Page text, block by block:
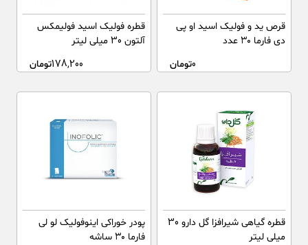
قرص ید و فولیک اسید او پی
دی فارما ۳۰ عدد
0تومان
قطره فولیک اسید فولیمکس
آلتون 30 میلی لیتر
178,200تومان
قطره گیاهی شیرافزا گل دارو 30
میلی لیتر
پودر خوراکی اینوفولیک لو لی
فارما ۳۰ ساشه